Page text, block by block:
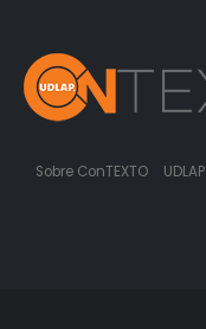
Sobre ConTEXTO UDLAP